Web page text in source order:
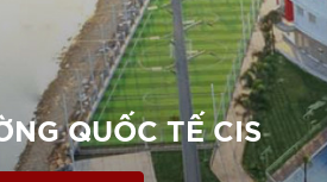
QUỐC TẾ CIS